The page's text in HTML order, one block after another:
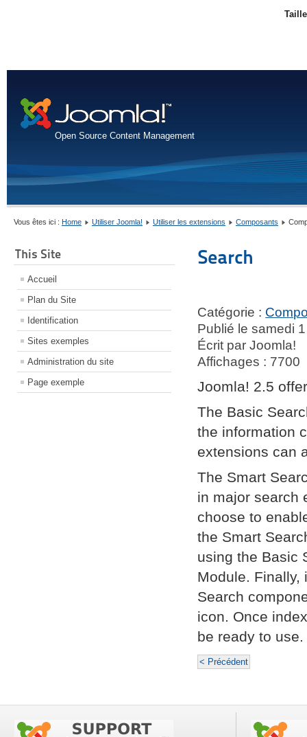
Open Source Content Management
Vous êtes ici : Home Utiliser Joomla! Utiliser les extensions Composants
This Site
Accueil
Plan du Site
Identification
Sites exemples
Administration du site
Page exemple
Search
Catégorie :
Publié le samedi
Écrit par Joomla!
Affichages : 7700
Joomla! 2.5
The Basic
the information
extensions can
The Smart
in major search
choose to
the Smart
using the Basic
Module. Finally,
Search
icon. Once
be ready to
< Précédent